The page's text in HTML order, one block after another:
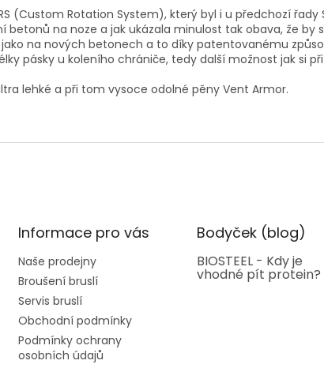
(Custom Rotation System), který byl i u předchozí
na noze a jak ukázala minulost tak obava, že by
na nových betonech a to díky patentovanému
pásky u koleního chrániče, tedy další možnost jak si
lehké a při tom vysoce odolné pěny Vent Armor.
Informace pro vás
Naše prodejny
Broušení bruslí
Servis bruslí
Obchodní podmínky
Podmínky ochrany
osobních údajů
Bodyček (blog)
BIOSTEEL - Kdy je
vhodné pít protein?